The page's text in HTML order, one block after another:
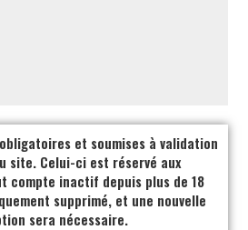
et soumises à validation
site. Celui-ci est réservé aux
compte inactif depuis plus de 18
supprimé, et une nouvelle
sera nécessaire.